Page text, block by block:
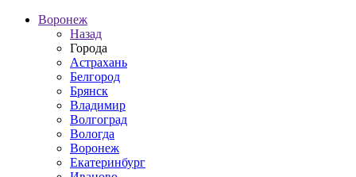
Воронеж
Назад
Города
Астрахань
Белгород
Брянск
Владимир
Волгоград
Вологда
Воронеж
Екатеринбург